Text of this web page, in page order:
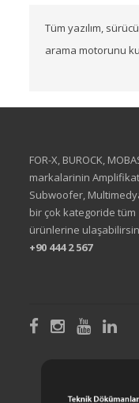
Tüm yazılım,
arama motorunu
FOR-X, BUROCK,
markalarinin
Subwoofer,
bir çok kategoride tüm
ürünlerine
+90 444 2 567